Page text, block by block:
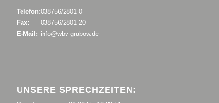
Telefon:038756/2801-0
Fax:
038756/2801-20
E-Mail: info@wbv-grabow.de
UNSERE SPRECHZEITEN: